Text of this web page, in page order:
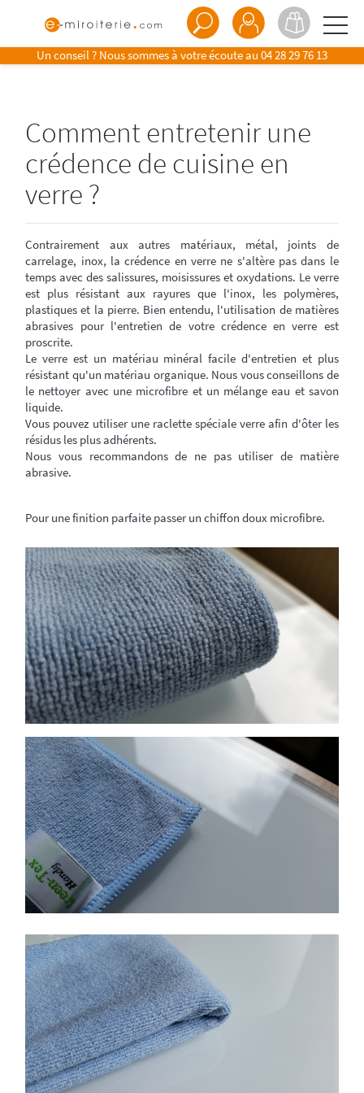
Un conseil ? Nous sommes à votre écoute au 04 28 29 76 13
Comment entretenir une
crédence de cuisine en
verre ?
Contrairement aux autres matériaux, métal, joints de
carrelage, inox, la crédence en verre ne s'altère pas dans le
temps avec des salissures, moisissures et oxydations. Le verre
est plus résistant aux rayures que l'inox, les polymères,
plastiques et la pierre. Bien entendu, l'utilisation de matières
abrasives pour l'entretien de votre crédence en verre est
proscrite.
Le verre est un matériau minéral facile d'entretien et plus
résistant qu'un matériau organique. Nous vous conseillons de
le nettoyer avec une microfibre et un mélange eau et savon
liquide.
Vous pouvez utiliser une raclette spéciale verre afin d'ôter les
résidus les plus adhérents.
Nous vous recommandons de ne pas utiliser de matière
abrasive.
Pour une finition parfaite passer un chiffon doux microfibre.